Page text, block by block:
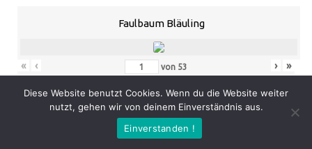
Faulbaum Bläuling
« ‹ von 53 › »
: Donnerstag 05.11.20, 19.00 Uhr
: 05.11. – 07.02.21, geöffnet Mo. – Do. 8.30 – 16.00 Uhr,
Diese Website benutzt Cookies. Wenn du die Website weiter
nutzt, gehen wir von deinem Einverständnis aus.
Einverstanden !